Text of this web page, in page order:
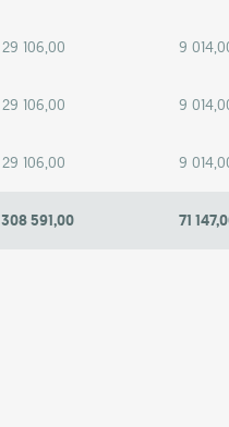
29 106,00 9
29 106,00 9
29 106,00 9
308 591,00 71